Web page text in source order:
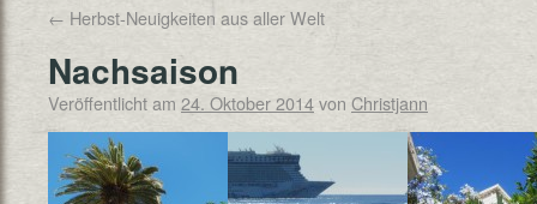
← Herbst-Neuigkeiten aus aller Welt
Nachsaison
Veröffentlicht am 24. Oktober 2014von Christjann